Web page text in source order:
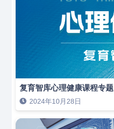
复育智库心理健康课程专题
2024年10月28日